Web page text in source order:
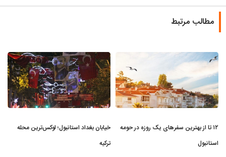
مطالب مرتبط
۱۲ تا از بهترین سفرهای یک روزه در حومه
استانبول
خیابان بغداد استانبول؛ لوکس‌ترین محله
ترکیه